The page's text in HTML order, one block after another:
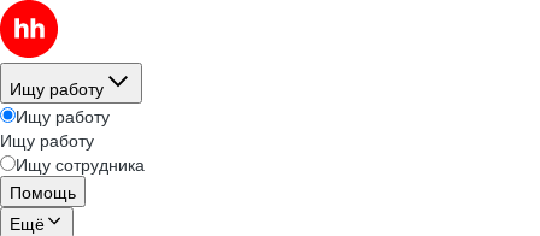
Ищу работу
Ищу работу
Ищу работу
Ищу сотрудника
Помощь
Ещё